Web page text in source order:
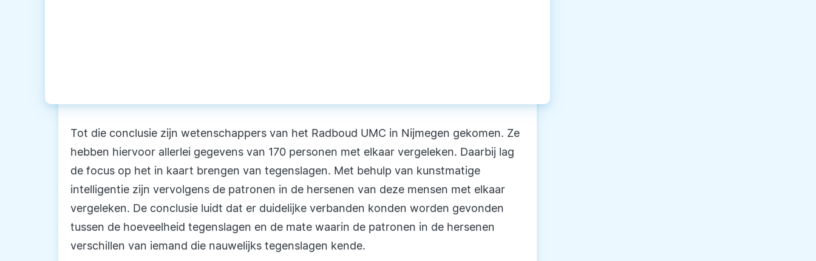
Tot die conclusie zijn wetenschappers van het Radboud UMC in Nijmegen gekomen. Ze
hebben hiervoor allerlei gegevens van 170 personen met elkaar vergeleken. Daarbij lag
de focus op het in kaart brengen van tegenslagen. Met behulp van kunstmatige
intelligentie zijn vervolgens de patronen in de hersenen van deze mensen met elkaar
vergeleken. De conclusie luidt dat er duidelijke verbanden konden worden gevonden
tussen de hoeveelheid tegenslagen en de mate waarin de patronen in de hersenen
verschillen van iemand die nauwelijks tegenslagen kende.